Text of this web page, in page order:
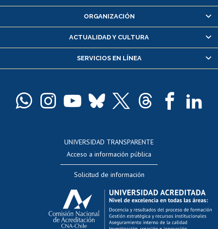
Inscripción y cambio de asignaturas
Consulta y certificado de notas
Servicio médico y dental
Pago de arancel y crédito alumnos
Docentes
Evaluación docente
Calificación académica
Postulación al AUCAI
Funcionarias/os
ORGANIZACIÓN
ACTUALIDAD Y CULTURA
SERVICIOS EN LÍNEA
UNIVERSIDAD TRANSPARENTE
Acceso a información pública
Solicitud de información